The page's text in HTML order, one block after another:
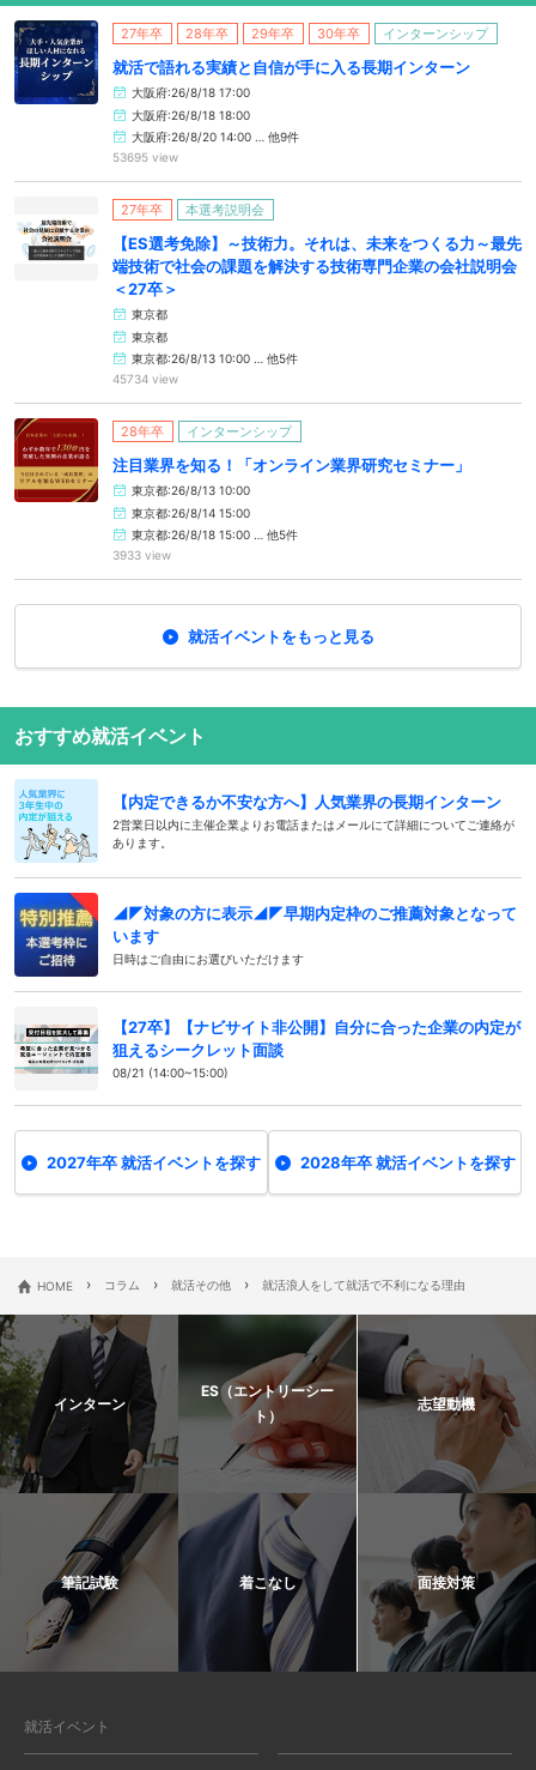
27年卒 28年卒 29年卒 30年卒 インターンシップ
就活で語れる実績と自信が手に入る長期インターン
大阪府:26/8/18 17:00
大阪府:26/8/18 18:00
大阪府:26/8/20 14:00 … 他9件
53695 view
27年卒 本選考説明会
【ES選考免除】～技術力。それは、未来をつくる力～最先
端技術で社会の課題を解決する技術専門企業の会社説明会
＜27卒＞
東京都
東京都
東京都:26/8/13 10:00 … 他5件
45734 view
28年卒 インターンシップ
注目業界を知る！「オンライン業界研究セミナー」
東京都:26/8/13 10:00
東京都:26/8/14 15:00
東京都:26/8/18 15:00 … 他5件
3933 view
就活イベントをもっと見る
おすすめ就活イベント
【内定できるか不安な方へ】人気業界の長期インターン
2営業日以内に主催企業よりお電話またはメールにて詳細についてご連絡が
あります。
◢◤対象の方に表示◢◤早期内定枠のご推薦対象となって
います
日時はご自由にお選びいただけます
【27卒】【ナビサイト非公開】自分に合った企業の内定が
狙えるシークレット面談
08/21 (14:00~15:00)
2027年卒 就活イベントを探す 2028年卒 就活イベントを探す
HOME › コラム › 就活その他 › 就活浪人をして就活で不利になる理由
インターン
ES（エントリーシー
ト）
志望動機
筆記試験 着こなし 面接対策
就活イベント